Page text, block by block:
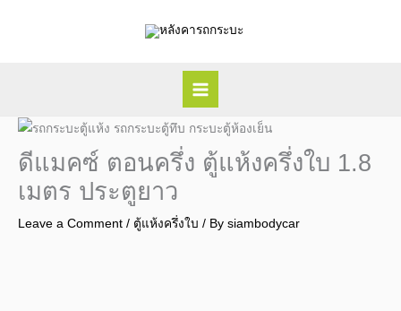
ดีแมคซ์ ตอนครึ่ง ตู้แห้งครึ่งใบ 1.8
เมตร ประตูยาว
Leave a Comment / ตู้แห้งครึ่งใบ / By siambodycar